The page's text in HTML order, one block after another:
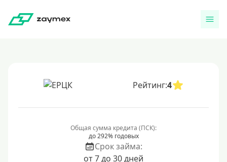
Рейтинг:4
Общая сумма кредита (ПСК):
до 292% годовых
Срок займа:
от 7 до 30 дней